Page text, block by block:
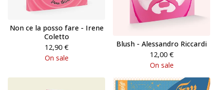
Non ce la posso fare - Irene
Coletto
12,90 €
On sale
Blush - Alessandro Riccardi
12,00 €
On sale